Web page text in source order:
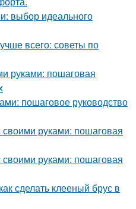
выбор идеального
всего: советы по
руками: пошаговая
пошаговое руководство
своими руками: пошаговая
своими руками: пошаговая
сделать клееный брус в